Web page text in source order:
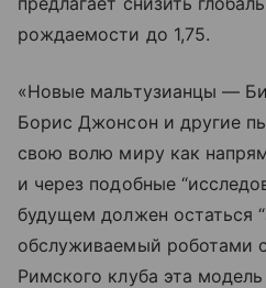
рождаемости до 1,75.
«Новые мальтузианцы —
Борис Джонсон и другие
свою волю миру как
и через подобные
будущем должен остаться
обслуживаемый роботами
Римского клуба эта